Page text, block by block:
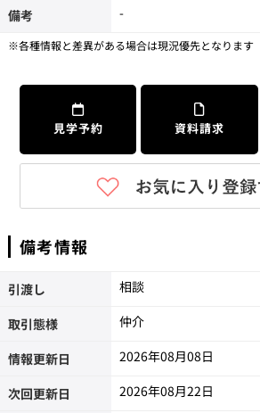
備考
-
※各種情報と差異がある場合は現況優先となります
見学予約 資料請求
備考情報
引渡し 相談
取引態様 仲介
情報更新日 2026年08月08日
次回更新日 2026年08月22日